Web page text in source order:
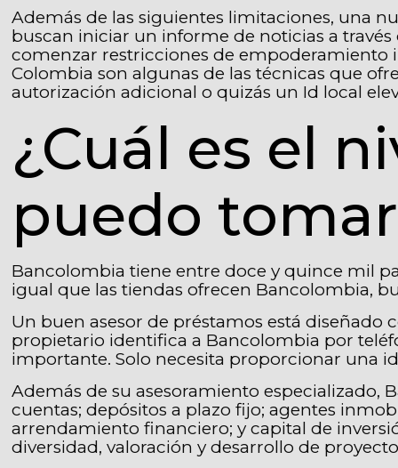
Además de las siguientes limitaciones, una
buscan iniciar un informe de noticias a
comenzar restricciones de empoderamiento
Colombia son algunas de las técnicas que
autorización adicional o quizás un Id local
¿Cuál es el
puedo
Bancolombia tiene entre doce y quince mil
igual que las tiendas ofrecen Bancolombia,
Un buen asesor de préstamos está diseñado
propietario identifica a Bancolombia por
importante. Solo necesita proporcionar una
Además de su asesoramiento especializado,
cuentas; depósitos a plazo fijo; agentes
arrendamiento financiero; y capital de
diversidad, valoración y desarrollo de